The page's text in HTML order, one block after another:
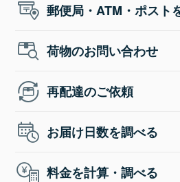
郵便局・ATM・ポスト
荷物のお問い合わせ
再配達のご依頼
お届け日数を調べる
料金を計算・調べる